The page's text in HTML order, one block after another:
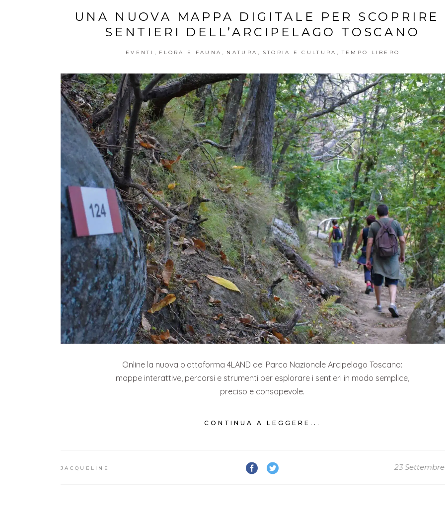
UNA NUOVA MAPPA DIGITALE PER SCOPRIRE
SENTIERI DELL’ARCIPELAGO TOSCANO
EVENTI FLORA E FAUNA NATURA STORIA E CULTURA TEMPO LIBERO
Online la nuova piattaforma 4LAND del Parco Nazionale Arcipelago Toscano:
mappe interattive, percorsi e strumenti per esplorare i sentieri in modo semplice,
preciso e consapevole.
CONTINUA A LEGGERE...
JACQUELINE 23